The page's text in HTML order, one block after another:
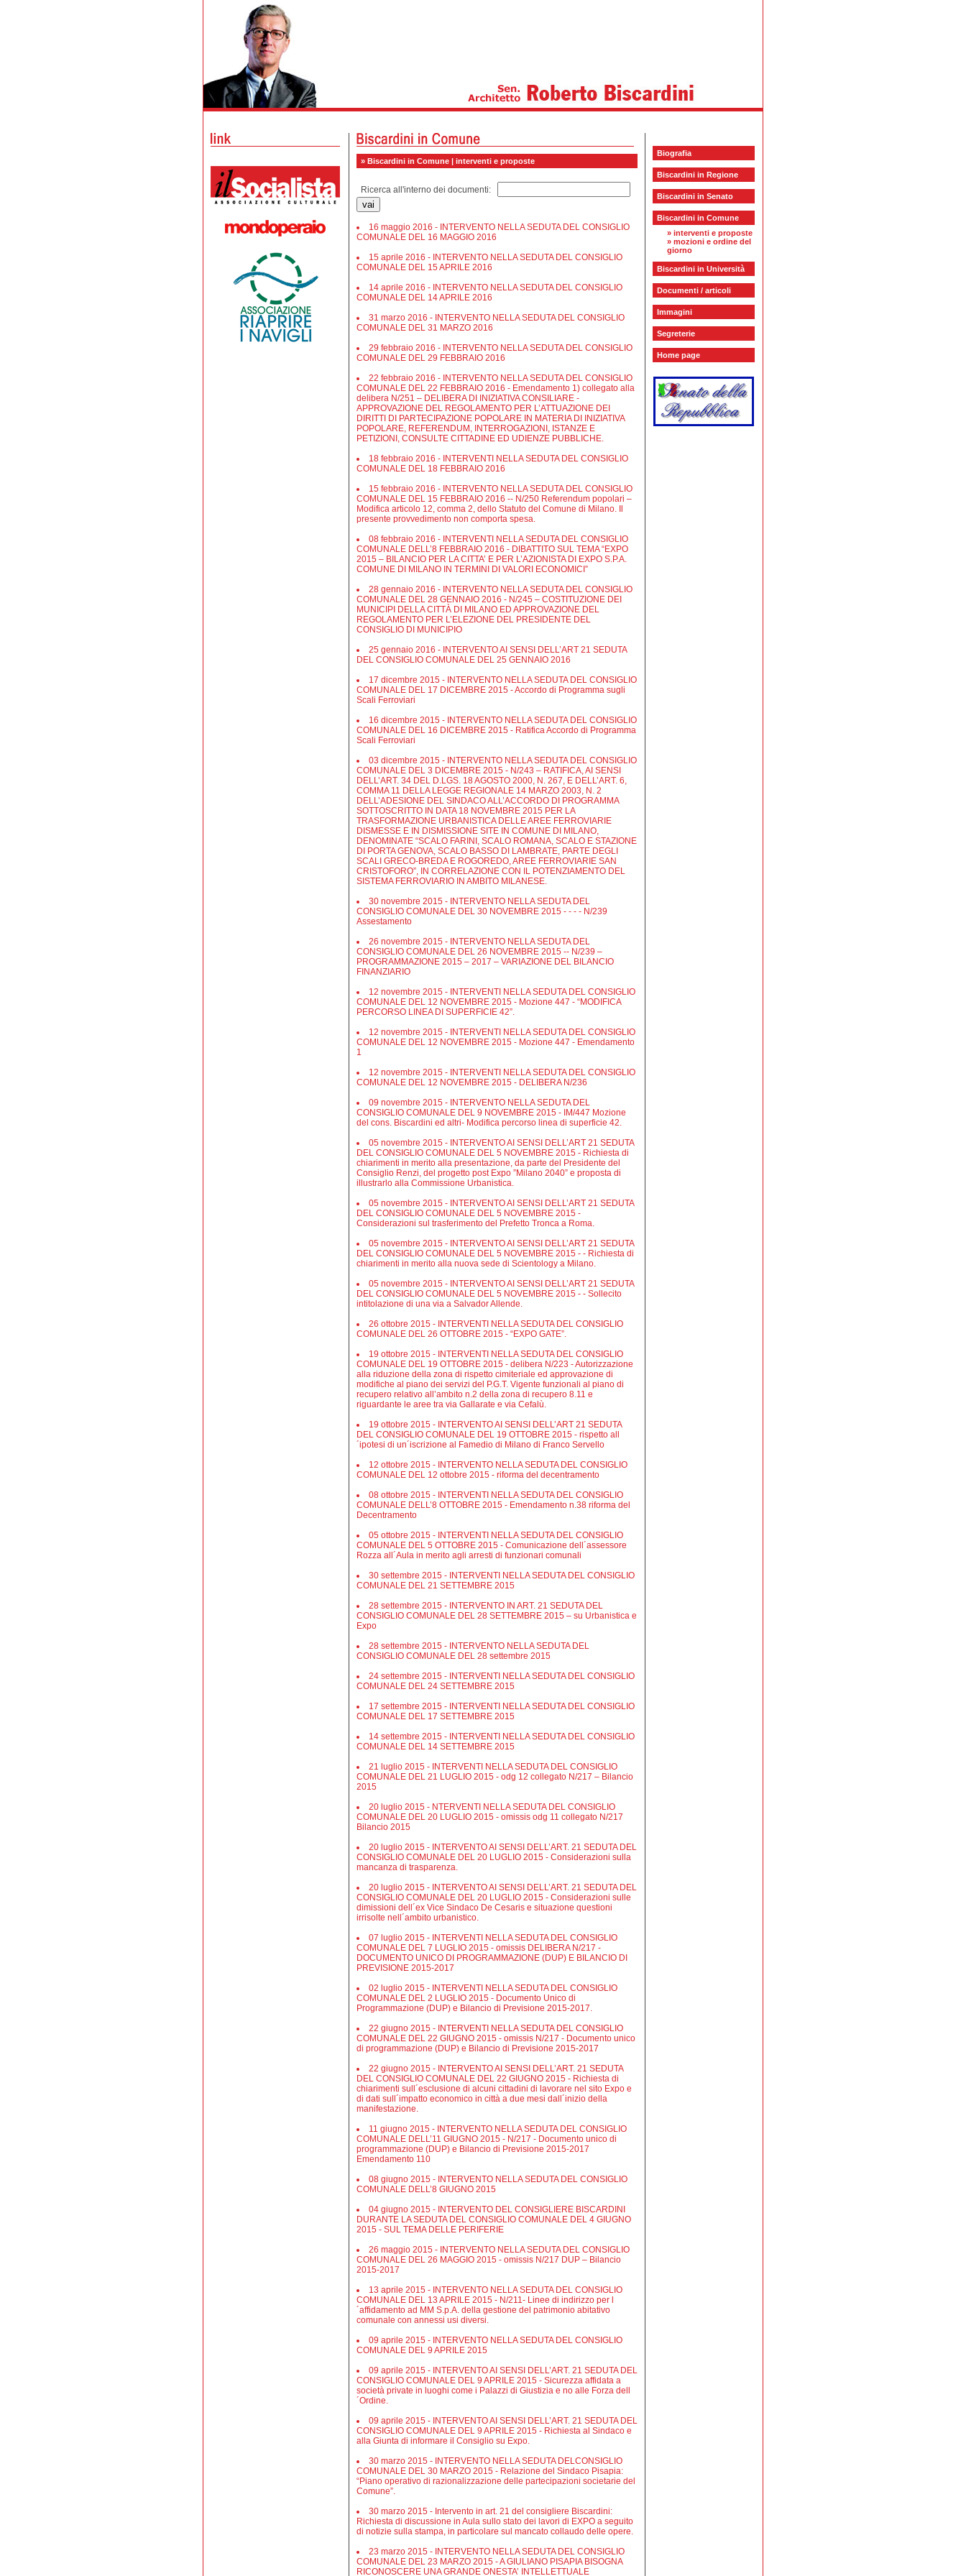
» Biscardini in Comune | interventi e proposte
Ricerca all'interno dei documenti:
16 maggio 2016 - INTERVENTO NELLA SEDUTA DEL CONSIGLIO
COMUNALE DEL 16 MAGGIO 2016
15 aprile 2016 - INTERVENTO NELLA SEDUTA DEL CONSIGLIO
COMUNALE DEL 15 APRILE 2016
14 aprile 2016 - INTERVENTO NELLA SEDUTA DEL CONSIGLIO
COMUNALE DEL 14 APRILE 2016
31 marzo 2016 - INTERVENTO NELLA SEDUTA DEL CONSIGLIO
COMUNALE DEL 31 MARZO 2016
29 febbraio 2016 - INTERVENTO NELLA SEDUTA DEL CONSIGLIO
COMUNALE DEL 29 FEBBRAIO 2016
22 febbraio 2016 - INTERVENTO NELLA SEDUTA DEL CONSIGLIO
COMUNALE DEL 22 FEBBRAIO 2016 - Emendamento 1) collegato alla
delibera N/251 – DELIBERA DI INIZIATIVA CONSILIARE -
APPROVAZIONE DEL REGOLAMENTO PER L’ATTUAZIONE DEI
DIRITTI DI PARTECIPAZIONE POPOLARE IN MATERIA DI INIZIATIVA
POPOLARE, REFERENDUM, INTERROGAZIONI, ISTANZE E
PETIZIONI, CONSULTE CITTADINE ED UDIENZE PUBBLICHE.
18 febbraio 2016 - INTERVENTI NELLA SEDUTA DEL CONSIGLIO
COMUNALE DEL 18 FEBBRAIO 2016
15 febbraio 2016 - INTERVENTO NELLA SEDUTA DEL CONSIGLIO
COMUNALE DEL 15 FEBBRAIO 2016 -- N/250 Referendum popolari –
Modifica articolo 12, comma 2, dello Statuto del Comune di Milano. Il
presente provvedimento non comporta spesa.
08 febbraio 2016 - INTERVENTI NELLA SEDUTA DEL CONSIGLIO
COMUNALE DELL’8 FEBBRAIO 2016 - DIBATTITO SUL TEMA “EXPO
2015 – BILANCIO PER LA CITTA’ E PER L’AZIONISTA DI EXPO S.P.A.
COMUNE DI MILANO IN TERMINI DI VALORI ECONOMICI”
28 gennaio 2016 - INTERVENTO NELLA SEDUTA DEL CONSIGLIO
COMUNALE DEL 28 GENNAIO 2016 - N/245 – COSTITUZIONE DEI
MUNICIPI DELLA CITTÀ DI MILANO ED APPROVAZIONE DEL
REGOLAMENTO PER L’ELEZIONE DEL PRESIDENTE DEL
CONSIGLIO DI MUNICIPIO
25 gennaio 2016 - INTERVENTO AI SENSI DELL’ART 21 SEDUTA
DEL CONSIGLIO COMUNALE DEL 25 GENNAIO 2016
17 dicembre 2015 - INTERVENTO NELLA SEDUTA DEL CONSIGLIO
COMUNALE DEL 17 DICEMBRE 2015 - Accordo di Programma sugli
Scali Ferroviari
16 dicembre 2015 - INTERVENTO NELLA SEDUTA DEL CONSIGLIO
COMUNALE DEL 16 DICEMBRE 2015 - Ratifica Accordo di Programma
Scali Ferroviari
03 dicembre 2015 - INTERVENTO NELLA SEDUTA DEL CONSIGLIO
COMUNALE DEL 3 DICEMBRE 2015 - N/243 – RATIFICA, AI SENSI
DELL’ART. 34 DEL D.LGS. 18 AGOSTO 2000, N. 267, E DELL’ART. 6,
COMMA 11 DELLA LEGGE REGIONALE 14 MARZO 2003, N. 2
DELL’ADESIONE DEL SINDACO ALL’ACCORDO DI PROGRAMMA
SOTTOSCRITTO IN DATA 18 NOVEMBRE 2015 PER LA
TRASFORMAZIONE URBANISTICA DELLE AREE FERROVIARIE
DISMESSE E IN DISMISSIONE SITE IN COMUNE DI MILANO,
DENOMINATE “SCALO FARINI, SCALO ROMANA, SCALO E STAZIONE
DI PORTA GENOVA, SCALO BASSO DI LAMBRATE, PARTE DEGLI
SCALI GRECO-BREDA E ROGOREDO, AREE FERROVIARIE SAN
CRISTOFORO”, IN CORRELAZIONE CON IL POTENZIAMENTO DEL
SISTEMA FERROVIARIO IN AMBITO MILANESE.
30 novembre 2015 - INTERVENTO NELLA SEDUTA DEL
CONSIGLIO COMUNALE DEL 30 NOVEMBRE 2015 - - - - N/239
Assestamento
26 novembre 2015 - INTERVENTO NELLA SEDUTA DEL
CONSIGLIO COMUNALE DEL 26 NOVEMBRE 2015 -- N/239 –
PROGRAMMAZIONE 2015 – 2017 – VARIAZIONE DEL BILANCIO
FINANZIARIO
12 novembre 2015 - INTERVENTI NELLA SEDUTA DEL CONSIGLIO
COMUNALE DEL 12 NOVEMBRE 2015 - Mozione 447 - “MODIFICA
PERCORSO LINEA DI SUPERFICIE 42”.
12 novembre 2015 - INTERVENTI NELLA SEDUTA DEL CONSIGLIO
COMUNALE DEL 12 NOVEMBRE 2015 - Mozione 447 - Emendamento
1
12 novembre 2015 - INTERVENTI NELLA SEDUTA DEL CONSIGLIO
COMUNALE DEL 12 NOVEMBRE 2015 - DELIBERA N/236
09 novembre 2015 - INTERVENTO NELLA SEDUTA DEL
CONSIGLIO COMUNALE DEL 9 NOVEMBRE 2015 - IM/447 Mozione
del cons. Biscardini ed altri- Modifica percorso linea di superficie 42.
05 novembre 2015 - INTERVENTO AI SENSI DELL’ART 21 SEDUTA
DEL CONSIGLIO COMUNALE DEL 5 NOVEMBRE 2015 - Richiesta di
chiarimenti in merito alla presentazione, da parte del Presidente del
Consiglio Renzi, del progetto post Expo ”Milano 2040” e proposta di
illustrarlo alla Commissione Urbanistica.
05 novembre 2015 - INTERVENTO AI SENSI DELL’ART 21 SEDUTA
DEL CONSIGLIO COMUNALE DEL 5 NOVEMBRE 2015 -
Considerazioni sul trasferimento del Prefetto Tronca a Roma.
05 novembre 2015 - INTERVENTO AI SENSI DELL’ART 21 SEDUTA
DEL CONSIGLIO COMUNALE DEL 5 NOVEMBRE 2015 - - Richiesta di
chiarimenti in merito alla nuova sede di Scientology a Milano.
05 novembre 2015 - INTERVENTO AI SENSI DELL’ART 21 SEDUTA
DEL CONSIGLIO COMUNALE DEL 5 NOVEMBRE 2015 - - Sollecito
intitolazione di una via a Salvador Allende.
26 ottobre 2015 - INTERVENTI NELLA SEDUTA DEL CONSIGLIO
COMUNALE DEL 26 OTTOBRE 2015 - “EXPO GATE”.
19 ottobre 2015 - INTERVENTI NELLA SEDUTA DEL CONSIGLIO
COMUNALE DEL 19 OTTOBRE 2015 - delibera N/223 - Autorizzazione
alla riduzione della zona di rispetto cimiteriale ed approvazione di
modifiche al piano dei servizi del P.G.T. Vigente funzionali al piano di
recupero relativo all’ambito n.2 della zona di recupero 8.11 e
riguardante le aree tra via Gallarate e via Cefalù.
19 ottobre 2015 - INTERVENTO AI SENSI DELL’ART 21 SEDUTA
DEL CONSIGLIO COMUNALE DEL 19 OTTOBRE 2015 - rispetto all
´ipotesi di un´iscrizione al Famedio di Milano di Franco Servello
12 ottobre 2015 - INTERVENTO NELLA SEDUTA DEL CONSIGLIO
COMUNALE DEL 12 ottobre 2015 - riforma del decentramento
08 ottobre 2015 - INTERVENTI NELLA SEDUTA DEL CONSIGLIO
COMUNALE DELL’8 OTTOBRE 2015 - Emendamento n.38 riforma del
Decentramento
05 ottobre 2015 - INTERVENTI NELLA SEDUTA DEL CONSIGLIO
COMUNALE DEL 5 OTTOBRE 2015 - Comunicazione dell´assessore
Rozza all´Aula in merito agli arresti di funzionari comunali
30 settembre 2015 - INTERVENTI NELLA SEDUTA DEL CONSIGLIO
COMUNALE DEL 21 SETTEMBRE 2015
28 settembre 2015 - INTERVENTO IN ART. 21 SEDUTA DEL
CONSIGLIO COMUNALE DEL 28 SETTEMBRE 2015 – su Urbanistica e
Expo
28 settembre 2015 - INTERVENTO NELLA SEDUTA DEL
CONSIGLIO COMUNALE DEL 28 settembre 2015
24 settembre 2015 - INTERVENTI NELLA SEDUTA DEL CONSIGLIO
COMUNALE DEL 24 SETTEMBRE 2015
17 settembre 2015 - INTERVENTI NELLA SEDUTA DEL CONSIGLIO
COMUNALE DEL 17 SETTEMBRE 2015
14 settembre 2015 - INTERVENTI NELLA SEDUTA DEL CONSIGLIO
COMUNALE DEL 14 SETTEMBRE 2015
21 luglio 2015 - INTERVENTI NELLA SEDUTA DEL CONSIGLIO
COMUNALE DEL 21 LUGLIO 2015 - odg 12 collegato N/217 – Bilancio
2015
20 luglio 2015 - NTERVENTI NELLA SEDUTA DEL CONSIGLIO
COMUNALE DEL 20 LUGLIO 2015 - omissis odg 11 collegato N/217
Bilancio 2015
20 luglio 2015 - INTERVENTO AI SENSI DELL’ART. 21 SEDUTA DEL
CONSIGLIO COMUNALE DEL 20 LUGLIO 2015 - Considerazioni sulla
mancanza di trasparenza.
20 luglio 2015 - INTERVENTO AI SENSI DELL’ART. 21 SEDUTA DEL
CONSIGLIO COMUNALE DEL 20 LUGLIO 2015 - Considerazioni sulle
dimissioni dell´ex Vice Sindaco De Cesaris e situazione questioni
irrisolte nell´ambito urbanistico.
07 luglio 2015 - INTERVENTI NELLA SEDUTA DEL CONSIGLIO
COMUNALE DEL 7 LUGLIO 2015 - omissis DELIBERA N/217 -
DOCUMENTO UNICO DI PROGRAMMAZIONE (DUP) E BILANCIO DI
PREVISIONE 2015-2017
02 luglio 2015 - INTERVENTI NELLA SEDUTA DEL CONSIGLIO
COMUNALE DEL 2 LUGLIO 2015 - Documento Unico di
Programmazione (DUP) e Bilancio di Previsione 2015-2017.
22 giugno 2015 - INTERVENTI NELLA SEDUTA DEL CONSIGLIO
COMUNALE DEL 22 GIUGNO 2015 - omissis N/217 - Documento unico
di programmazione (DUP) e Bilancio di Previsione 2015-2017
22 giugno 2015 - INTERVENTO AI SENSI DELL’ART. 21 SEDUTA
DEL CONSIGLIO COMUNALE DEL 22 GIUGNO 2015 - Richiesta di
chiarimenti sull´esclusione di alcuni cittadini di lavorare nel sito Expo e
di dati sull´impatto economico in città a due mesi dall´inizio della
manifestazione.
11 giugno 2015 - INTERVENTO NELLA SEDUTA DEL CONSIGLIO
COMUNALE DELL’11 GIUGNO 2015 - N/217 - Documento unico di
programmazione (DUP) e Bilancio di Previsione 2015-2017
Emendamento 110
08 giugno 2015 - INTERVENTO NELLA SEDUTA DEL CONSIGLIO
COMUNALE DELL’8 GIUGNO 2015
04 giugno 2015 - INTERVENTO DEL CONSIGLIERE BISCARDINI
DURANTE LA SEDUTA DEL CONSIGLIO COMUNALE DEL 4 GIUGNO
2015 - SUL TEMA DELLE PERIFERIE
26 maggio 2015 - INTERVENTO NELLA SEDUTA DEL CONSIGLIO
COMUNALE DEL 26 MAGGIO 2015 - omissis N/217 DUP – Bilancio
2015-2017
13 aprile 2015 - INTERVENTO NELLA SEDUTA DEL CONSIGLIO
COMUNALE DEL 13 APRILE 2015 - N/211- Linee di indirizzo per l
´affidamento ad MM S.p.A. della gestione del patrimonio abitativo
comunale con annessi usi diversi.
09 aprile 2015 - INTERVENTO NELLA SEDUTA DEL CONSIGLIO
COMUNALE DEL 9 APRILE 2015
09 aprile 2015 - INTERVENTO AI SENSI DELL’ART. 21 SEDUTA DEL
CONSIGLIO COMUNALE DEL 9 APRILE 2015 - Sicurezza affidata a
società private in luoghi come i Palazzi di Giustizia e no alle Forza dell
´Ordine.
09 aprile 2015 - INTERVENTO AI SENSI DELL’ART. 21 SEDUTA DEL
CONSIGLIO COMUNALE DEL 9 APRILE 2015 - Richiesta al Sindaco e
alla Giunta di informare il Consiglio su Expo.
30 marzo 2015 - INTERVENTO NELLA SEDUTA DELCONSIGLIO
COMUNALE DEL 30 MARZO 2015 - Relazione del Sindaco Pisapia:
“Piano operativo di razionalizzazione delle partecipazioni societarie del
Comune”.
30 marzo 2015 - Intervento in art. 21 del consigliere Biscardini:
Richiesta di discussione in Aula sullo stato dei lavori di EXPO a seguito
di notizie sulla stampa, in particolare sul mancato collaudo delle opere.
23 marzo 2015 - INTERVENTO NELLA SEDUTA DEL CONSIGLIO
COMUNALE DEL 23 MARZO 2015 - A GIULIANO PISAPIA BISOGNA
RICONOSCERE UNA GRANDE ONESTA’ INTELLETTUALE
Biografia
Biscardini in Regione
Biscardini in Senato
Biscardini in Comune
» interventi e proposte
» mozioni e ordine del
giorno
Biscardini in Università
Documenti / articoli
Immagini
Segreterie
Home page